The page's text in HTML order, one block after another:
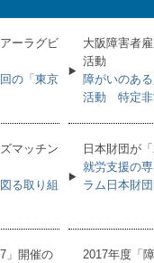
ーラグビ
の「東京
大阪障害者
活動
障がいのあ
活動 特定非
マッチン
る取り組
日本財団が
就労支援の
ラム日本財
」開催の
2017年度「